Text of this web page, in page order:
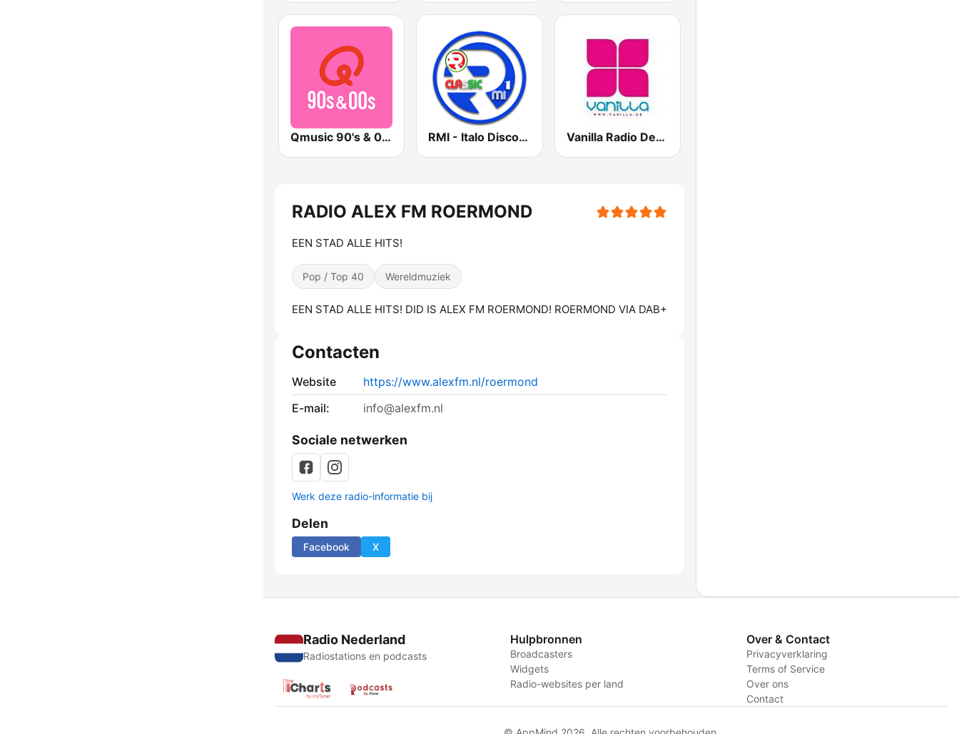
Qmusic 90's & 00's RMI - Italo Disco Classic Vanilla Radio Deep Flavors
RADIO ALEX FM ROERMOND
EEN STAD ALLE HITS!
Pop / Top 40 Wereldmuziek
EEN STAD ALLE HITS! DID IS ALEX FM ROERMOND! ROERMOND VIA DAB+
Contacten
Website
https://www.alexfm.nl/roermond
E-mail:
info@alexfm.nl
Sociale netwerken
Werk deze radio-informatie bij
Delen
Facebook X
Radio Nederland
Radiostations en podcasts
Hulpbronnen
Broadcasters
Widgets
Radio-websites per land
Over & Contact
Privacyverklaring
Terms of Service
Over ons
Contact